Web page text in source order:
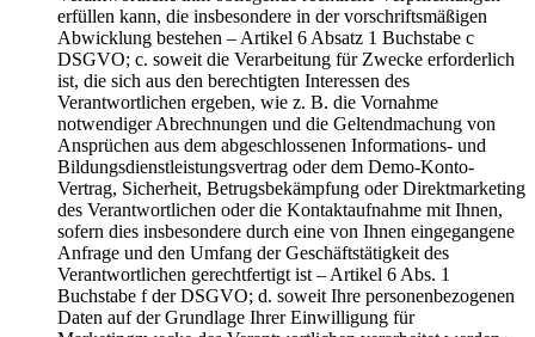
erfüllen kann, die insbesondere in der vorschriftsmäßigen
Abwicklung bestehen – Artikel 6 Absatz 1 Buchstabe c
DSGVO; c. soweit die Verarbeitung für Zwecke erforderlich
ist, die sich aus den berechtigten Interessen des
Verantwortlichen ergeben, wie z. B. die Vornahme
notwendiger Abrechnungen und die Geltendmachung von
Ansprüchen aus dem abgeschlossenen Informations- und
Bildungsdienstleistungsvertrag oder dem Demo-Konto-
Vertrag, Sicherheit, Betrugsbekämpfung oder Direktmarketing
des Verantwortlichen oder die Kontaktaufnahme mit Ihnen,
sofern dies insbesondere durch eine von Ihnen eingegangene
Anfrage und den Umfang der Geschäftstätigkeit des
Verantwortlichen gerechtfertigt ist – Artikel 6 Abs. 1
Buchstabe f der DSGVO; d. soweit Ihre personenbezogenen
Daten auf der Grundlage Ihrer Einwilligung für